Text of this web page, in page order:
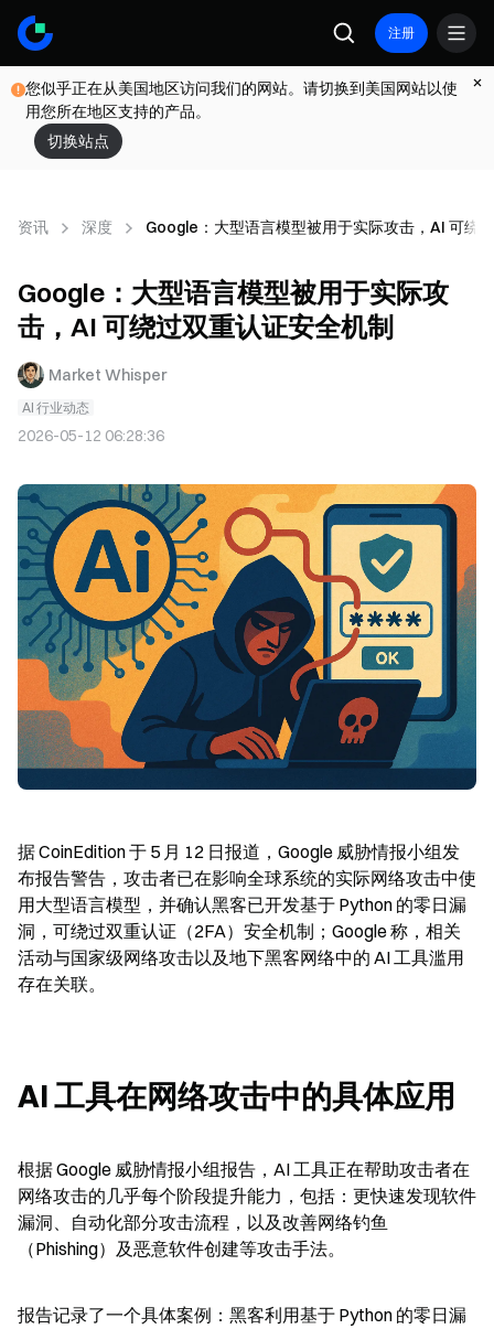
注册
您似乎正在从美国地区访问我们的网站。请切换到美国网站以使
用您所在地区支持的产品。
切换站点
资讯 深度 Google：大型语言模型被用于实际攻击，AI 可绕
Google：大型语言模型被用于实际攻
击，AI 可绕过双重认证安全机制
Market Whisper
AI 行业动态
2026-05-12 06:28:36
据 CoinEdition 于 5 月 12 日报道，Google 威胁情报小组发
布报告警告，攻击者已在影响全球系统的实际网络攻击中使
用大型语言模型，并确认黑客已开发基于 Python 的零日漏
洞，可绕过双重认证（2FA）安全机制；Google 称，相关
活动与国家级网络攻击以及地下黑客网络中的 AI 工具滥用
存在关联。
AI 工具在网络攻击中的具体应用
根据 Google 威胁情报小组报告，AI 工具正在帮助攻击者在
网络攻击的几乎每个阶段提升能力，包括：更快速发现软件
漏洞、自动化部分攻击流程，以及改善网络钓鱼
（Phishing）及恶意软件创建等攻击手法。
报告记录了一个具体案例：黑客利用基于 Python 的零日漏